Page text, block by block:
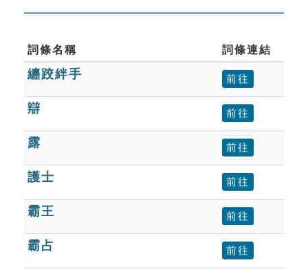
單字索引
生命大百科索引
遊戲專區
教學應用
貓頭鷹博士
詞條名稱 詞條連結
纏跤絆手 前往
辯 前往
露 前往
護士 前往
霸王 前往
霸占 前往